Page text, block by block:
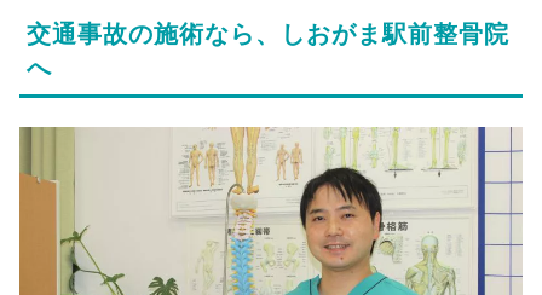
交通事故の施術なら、しおがま駅前整骨院
へ